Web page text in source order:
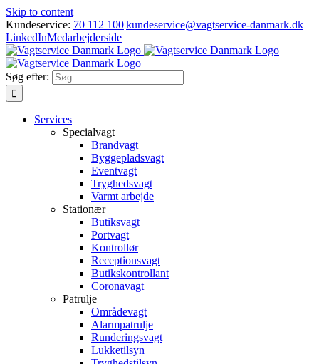
Skip to content
Kundeservice: 70 112 100|kundeservice@vagtservice-danmark.dk
LinkedInMedarbejderside
Søg efter:
Services
Specialvagt
Brandvagt
Byggepladsvagt
Eventvagt
Tryghedsvagt
Varmt arbejde
Stationær
Butiksvagt
Portvagt
Kontrollør
Receptionsvagt
Butikskontrollant
Coronavagt
Patrulje
Områdevagt
Alarmpatrulje
Runderingsvagt
Lukketilsyn